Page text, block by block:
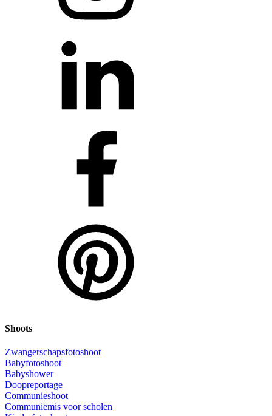
Shoots
Zwangerschapsfotoshoot
Babyfotoshoot
Babyshower
Doopreportage
Communieshoot
Communiemis voor scholen